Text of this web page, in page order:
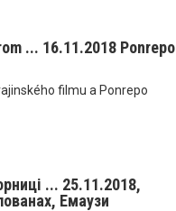
... 16.11.2018 Ponrepo
filmu a Ponrepo
... 25.11.2018,
Емаузи